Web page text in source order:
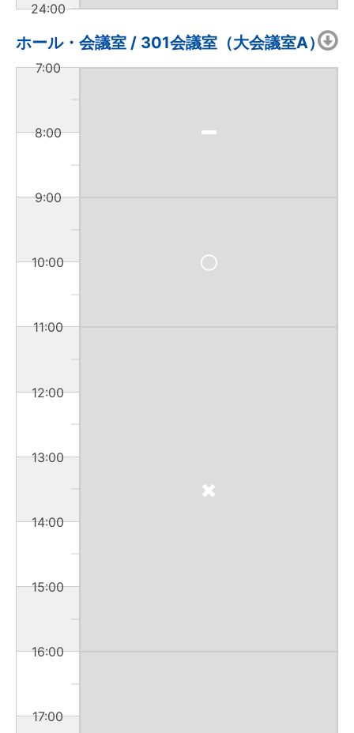
24:00
ホール・会議室 / 301会議室（大会議室A）
7:00
8:00
9:00
10:00
11:00
12:00
13:00
14:00
15:00
16:00
17:00